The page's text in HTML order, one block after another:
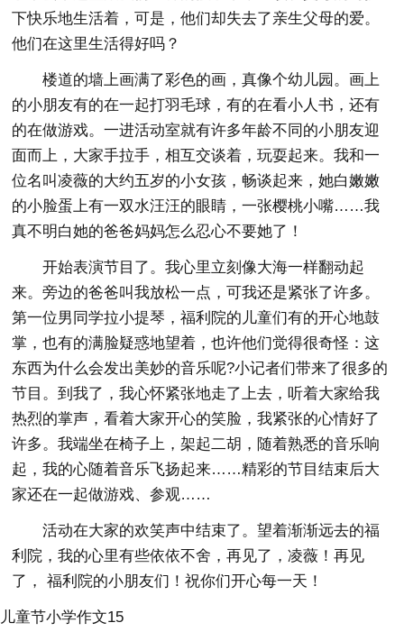
下快乐地生活着，可是，他们却失去了亲生父母的爱。
他们在这里生活得好吗？
楼道的墙上画满了彩色的画，真像个幼儿园。画上
的小朋友有的在一起打羽毛球，有的在看小人书，还有
的在做游戏。一进活动室就有许多年龄不同的小朋友迎
面而上，大家手拉手，相互交谈着，玩耍起来。我和一
位名叫凌薇的大约五岁的小女孩，畅谈起来，她白嫩嫩
的小脸蛋上有一双水汪汪的眼睛，一张樱桃小嘴……我
真不明白她的爸爸妈妈怎么忍心不要她了！
开始表演节目了。我心里立刻像大海一样翻动起
来。旁边的爸爸叫我放松一点，可我还是紧张了许多。
第一位男同学拉小提琴，福利院的儿童们有的开心地鼓
掌，也有的满脸疑惑地望着，也许他们觉得很奇怪：这
东西为什么会发出美妙的音乐呢?小记者们带来了很多的
节目。到我了，我心怀紧张地走了上去，听着大家给我
热烈的掌声，看着大家开心的笑脸，我紧张的心情好了
许多。我端坐在椅子上，架起二胡，随着熟悉的音乐响
起，我的心随着音乐飞扬起来……精彩的节目结束后大
家还在一起做游戏、参观……
活动在大家的欢笑声中结束了。望着渐渐远去的福
利院，我的心里有些依依不舍，再见了，凌薇！再见
了， 福利院的小朋友们！祝你们开心每一天！
儿童节小学作文15